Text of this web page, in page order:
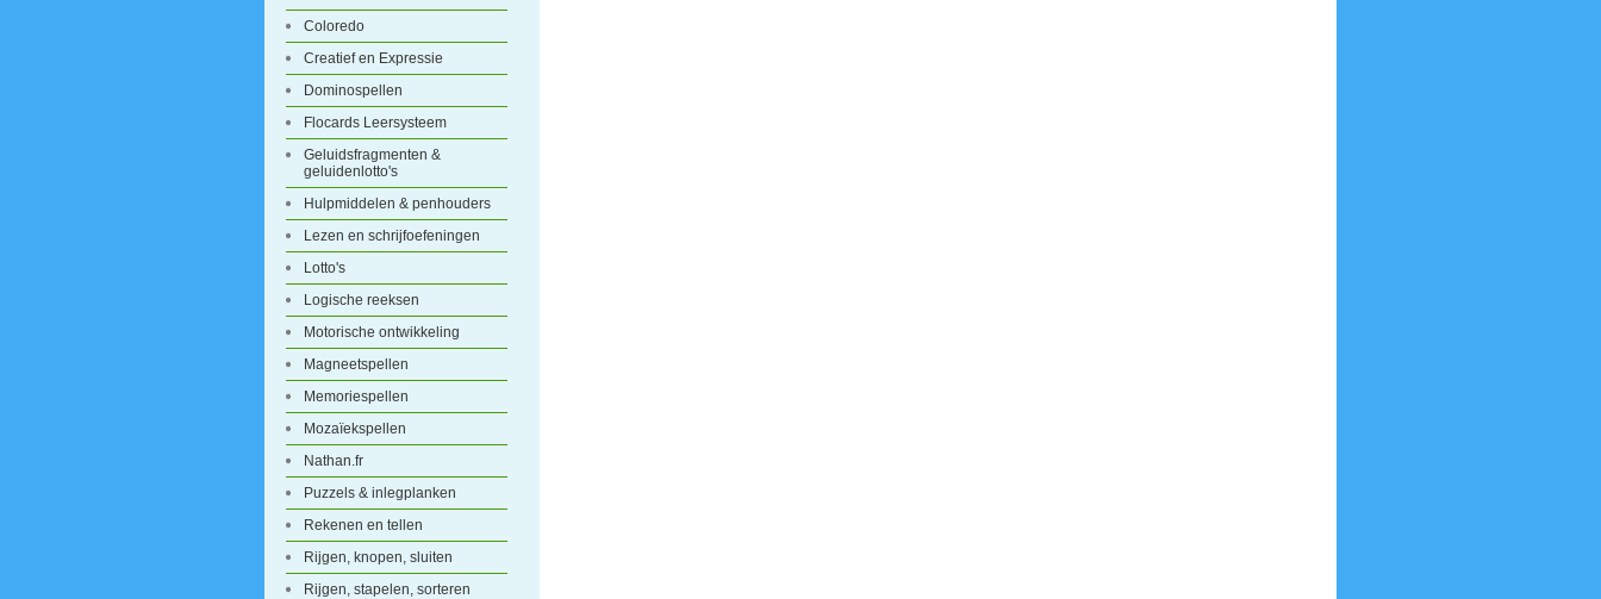
Coloredo
Creatief en Expressie
Dominospellen
Flocards Leersysteem
Geluidsfragmenten &
geluidenlotto's
Hulpmiddelen & penhouders
Lezen en schrijfoefeningen
Lotto's
Logische reeksen
Motorische ontwikkeling
Magneetspellen
Memoriespellen
Mozaïekspellen
Nathan.fr
Puzzels & inlegplanken
Rekenen en tellen
Rijgen, knopen, sluiten
Rijgen, stapelen, sorteren